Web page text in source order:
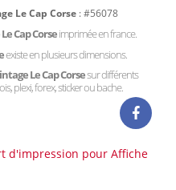
Le Cap Corse : #56078
Cap Corseimprimée en france.
existe en plusieurs dimensions.
Le Cap Corsesur différents
plexi, forex, sticker ou bache.
d'impression pour Affiche